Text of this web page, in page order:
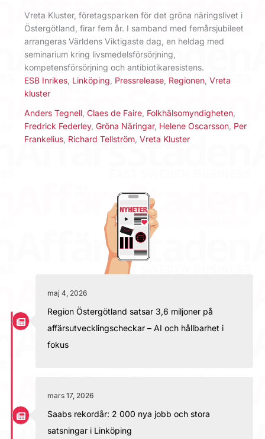
Vreta Kluster, företagsparken för det gröna näringslivet i
Östergötland, firar fem år. I samband med femårsjubileet
arrangeras Världens Viktigaste dag, en heldag med
seminarium kring livsmedelsförsörjning,
kompetensförsörjning och antibiotikaresistens.
ESB Inrikes Linköping Pressrelease Regionen Vreta
kluster
Anders Tegnell Claes de Faire Folkhälsomyndigheten
Fredrick Federley, Gröna Näringar, Helene Oscarsson Per
Frankelius Richard Tellström Vreta Kluster
maj 4, 2026
Region Östergötland satsar 3,6 miljoner på
affärsutvecklingscheckar – AI och hållbarhet i
fokus
mars 17, 2026
Saabs rekordår: 2 000 nya jobb och stora
satsningar i Linköping